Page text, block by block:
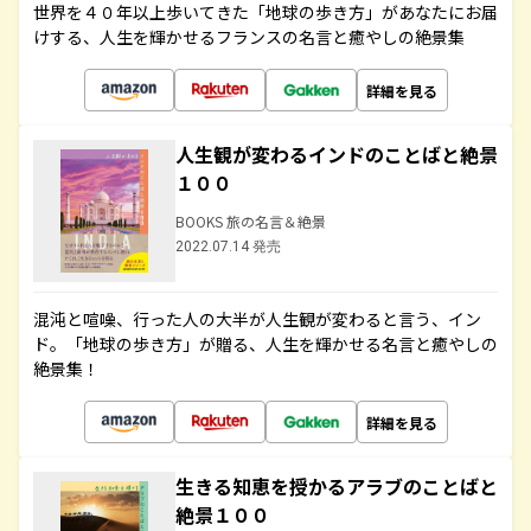
世界を４０年以上歩いてきた「地球の歩き方」があなたにお届
けする、人生を輝かせるフランスの名言と癒やしの絶景集
詳細を見る
人生観が変わるインドのことばと絶景
１００
BOOKS 旅の名言＆絶景
2022.07.14 発売
混沌と喧噪、行った人の大半が人生観が変わると言う、イン
ド。「地球の歩き方」が贈る、人生を輝かせる名言と癒やしの
絶景集！
詳細を見る
生きる知恵を授かるアラブのことばと
絶景１００